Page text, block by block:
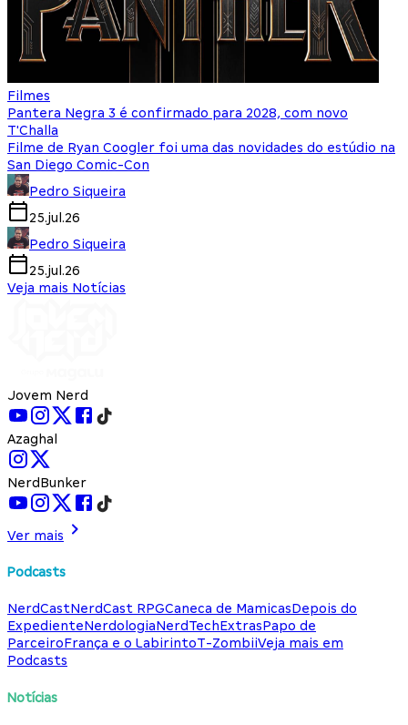
Filmes
Pantera Negra 3 é confirmado para 2028, com novo
T'Challa
Filme de Ryan Coogler foi uma das novidades do estúdio na
San Diego Comic-Con
Pedro Siqueira
25.jul.26
Pedro Siqueira
25.jul.26
Veja mais Notícias
Jovem Nerd
Azaghal
NerdBunker
Ver mais
Podcasts
NerdCastNerdCast RPGCaneca de MamicasDepois do
ExpedienteNerdologiaNerdTechExtrasPapo de
ParceiroFrança e o LabirintoT-ZombiiVeja mais em
Podcasts
Notícias